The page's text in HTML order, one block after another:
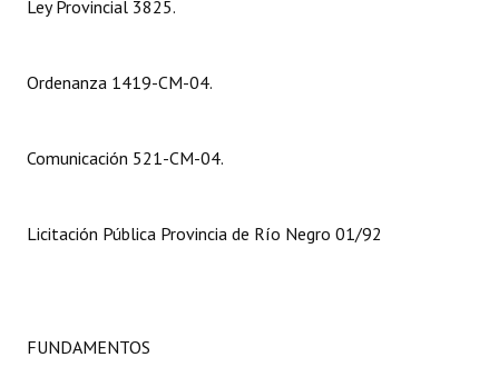
Resoluciones de Presidencia
Registros y Distinciones
Ley Provincial 3825.
Ordenanza 1419-CM-04.
Comunicación 521-CM-04.
Licitación Pública Provincia de Río Negro 01/92
FUNDAMENTOS